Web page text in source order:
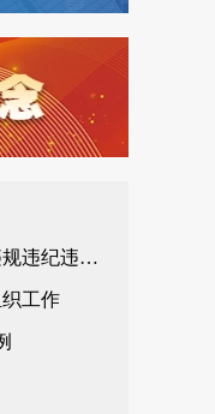
地方行业协会商会等社会组织领域违规违纪违法典型案例
工作